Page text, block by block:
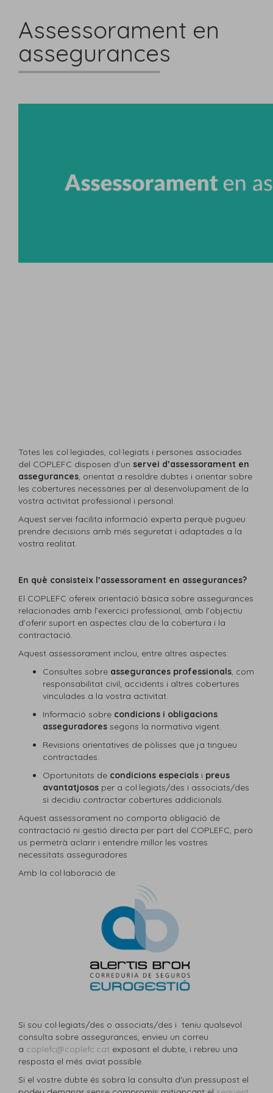
Assessorament en
assegurances
Totes les col·legiades, col·legiats i persones associades
del COPLEFC disposen d’un servei d’assessorament en
assegurances, orientat a resoldre dubtes i orientar sobre
les cobertures necessàries per al desenvolupament de la
vostra activitat professional i personal.
Aquest servei facilita informació experta perquè pugueu
prendre decisions amb més seguretat i adaptades a la
vostra realitat.
En què consisteix l’assessorament en assegurances?
El COPLEFC ofereix orientació bàsica sobre assegurances
relacionades amb l’exercici professional, amb l’objectiu
d’oferir suport en aspectes clau de la cobertura i la
contractació.
Aquest assessorament inclou, entre altres aspectes:
Consultes sobre assegurances professionals, com
responsabilitat civil, accidents i altres cobertures
vinculades a la vostra activitat.
Informació sobre condicions i obligacions
asseguradores segons la normativa vigent.
Revisions orientatives de pòlisses que ja tingueu
contractades.
Oportunitats de condicions especials i preus
avantatjosos per a col·legiats/des i associats/des
si decidiu contractar cobertures addicionals.
Aquest assessorament no comporta obligació de
contractació ni gestió directa per part del COPLEFC, però
us permetrà aclarir i entendre millor les vostres
necessitats asseguradores
Amb la col·laboració de:
Si sou col·legiats/des o associats/des i teniu qualsevol
consulta sobre assegurances, envieu un correu
a coplefc@coplefc.cat exposant el dubte, i rebreu una
resposta el més aviat possible.
Si el vostre dubte és sobra la consulta d'un pressupost el